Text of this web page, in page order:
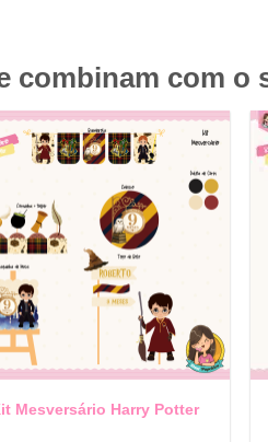
combinam com o
Mesversário Harry Potter